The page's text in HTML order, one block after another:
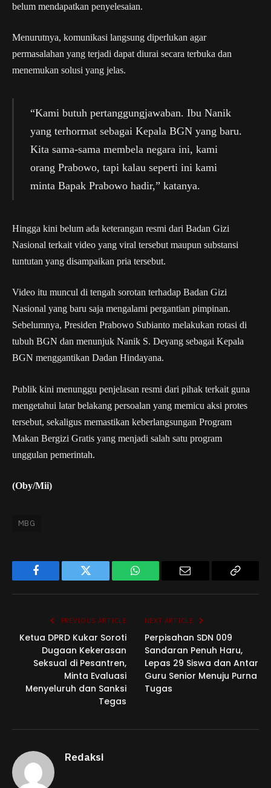
belum mendapatkan penyelesaian.
Menurutnya, komunikasi langsung diperlukan agar
permasalahan yang terjadi dapat diurai secara terbuka dan
menemukan solusi yang jelas.
“Kami butuh pertanggungjawaban. Ibu Nanik
yang terhormat sebagai Kepala BGN yang baru.
Kita sama-sama membela negara ini, kami
orang Prabowo, tapi kalau seperti ini kami
minta Bapak Prabowo hadir,” katanya.
Hingga kini belum ada keterangan resmi dari Badan Gizi
Nasional terkait video yang viral tersebut maupun substansi
tuntutan yang disampaikan pria tersebut.
Video itu muncul di tengah sorotan terhadap Badan Gizi
Nasional yang baru saja mengalami pergantian pimpinan.
Sebelumnya, Presiden Prabowo Subianto melakukan rotasi di
tubuh BGN dan menunjuk Nanik S. Deyang sebagai Kepala
BGN menggantikan Dadan Hindayana.
Publik kini menunggu penjelasan resmi dari pihak terkait guna
mengetahui latar belakang persoalan yang memicu aksi protes
tersebut, sekaligus memastikan keberlangsungan Program
Makan Bergizi Gratis yang menjadi salah satu program
unggulan pemerintah.
(Oby/Mii)
MBG
Facebook Twitter WhatsApp
PREVIOUS ARTICLE
Ketua DPRD Kukar Soroti
Dugaan Kekerasan
Seksual di Pesantren,
Minta Evaluasi
Menyeluruh dan Sanksi
Tegas
NEXT ARTICLE
Perpisahan SDN 009
Sandaran Penuh Haru,
Lepas 29 Siswa dan Antar
Guru Senior Menuju Purna
Tugas
Redaksi